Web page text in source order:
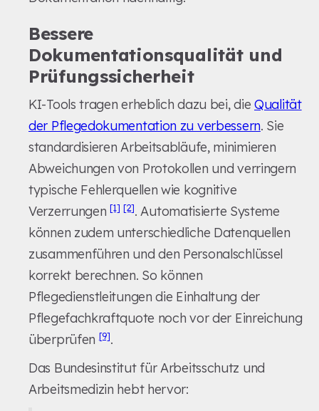
Bessere
Dokumentationsqualität und
Prüfungssicherheit
KI-Tools tragen erheblich dazu bei, dieQualität
der Pflegedokumentation zu verbessern. Sie
standardisieren Arbeitsabläufe, minimieren
Abweichungen von Protokollen und verringern
typische Fehlerquellen wie kognitive
Verzerrungen[1] [2]. Automatisierte Systeme
können zudem unterschiedliche Datenquellen
zusammenführen und den Personalschlüssel
korrekt berechnen. So können
Pflegedienstleitungen die Einhaltung der
Pflegefachkraftquote noch vor der Einreichung
überprüfen[9].
Das Bundesinstitut für Arbeitsschutz und
Arbeitsmedizin hebt hervor: